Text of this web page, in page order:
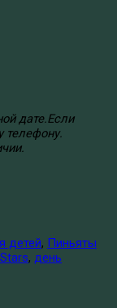
дате.Если
телефону.
детей, Пиньяты
, день